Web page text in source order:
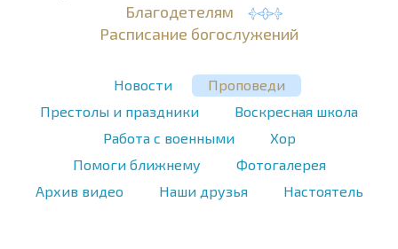
Благодетелям
Расписание богослужений
Новости
Проповеди
Престолы и праздники
Воскресная школа
Работа с военными
Хор
Помоги ближнему
Фотогалерея
Архив видео
Наши друзья Настоятель